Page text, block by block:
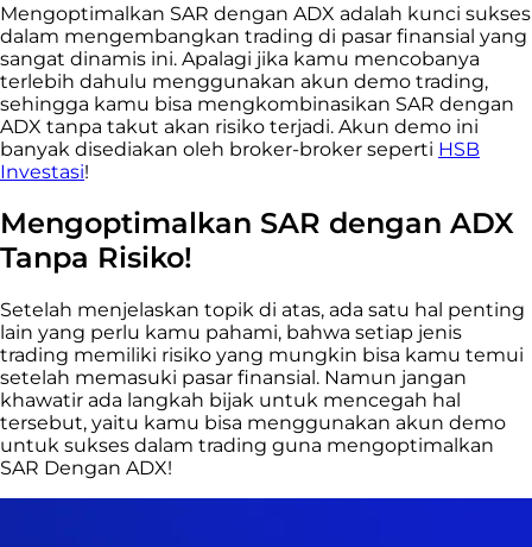
Mengoptimalkan SAR dengan ADX adalah kunci sukses
dalam mengembangkan trading di pasar finansial yang
sangat dinamis ini. Apalagi jika kamu mencobanya
terlebih dahulu menggunakan akun demo trading,
sehingga kamu bisa mengkombinasikan SAR dengan
ADX tanpa takut akan risiko terjadi. Akun demo ini
banyak disediakan oleh broker-broker seperti HSB
Investasi!
Mengoptimalkan SAR dengan ADX
Tanpa Risiko!
Setelah menjelaskan topik di atas, ada satu hal penting
lain yang perlu kamu pahami, bahwa setiap jenis
trading memiliki risiko yang mungkin bisa kamu temui
setelah memasuki pasar finansial. Namun jangan
khawatir ada langkah bijak untuk mencegah hal
tersebut, yaitu kamu bisa menggunakan akun demo
untuk sukses dalam trading guna mengoptimalkan
SAR Dengan ADX!